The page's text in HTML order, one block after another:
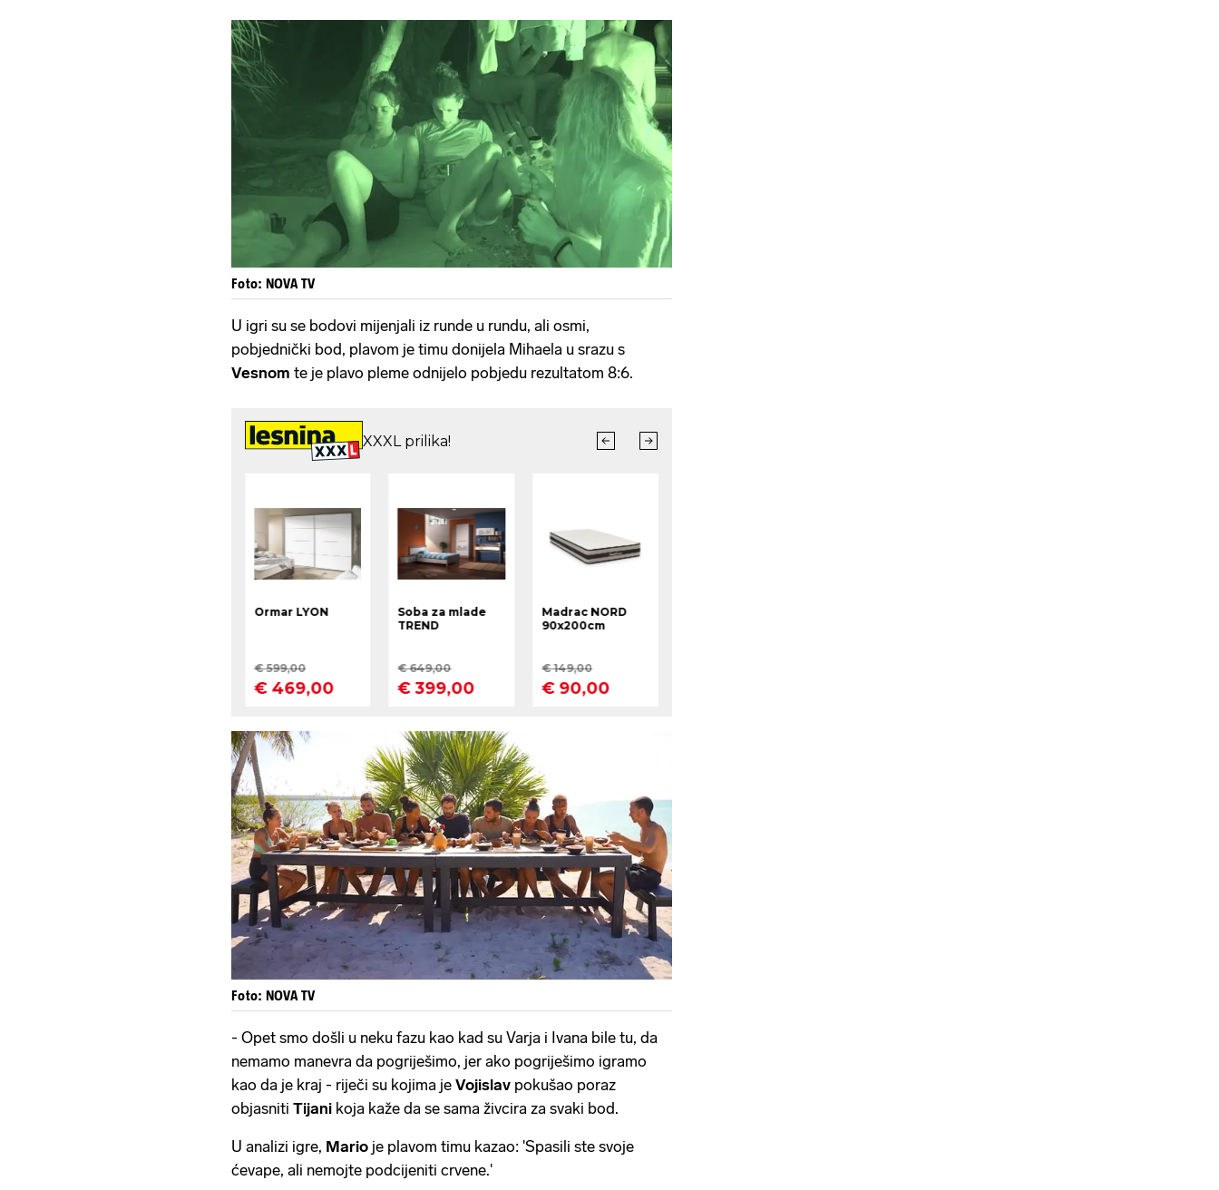
Foto: NOVA TV
U igri su se bodovi mijenjali iz runde u rundu, ali osmi,
pobjednički bod, plavom je timu donijela Mihaela u srazu s
Vesnom te je plavo pleme odnijelo pobjedu rezultatom 8:6.
Foto: NOVA TV
- Opet smo došli u neku fazu kao kad su Varja i Ivana bile tu, da
nemamo manevra da pogriješimo, jer ako pogriješimo igramo
kao da je kraj - riječi su kojima je Vojislav pokušao poraz
objasniti Tijani koja kaže da se sama živcira za svaki bod.
U analizi igre, Mario je plavom timu kazao: 'Spasili ste svoje
ćevape, ali nemojte podcijeniti crvene.'